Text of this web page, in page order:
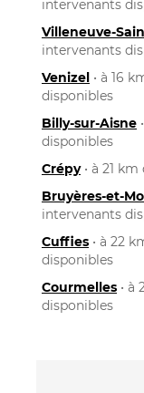
intervenants
Villeneuve-
intervenants
Venizel • à 16
disponibles
Billy-sur-Aisne
disponibles
Crépy• à 21
Bruyères-et-
intervenants
Cuffies • à 22
disponibles
Courmelles • à
disponibles